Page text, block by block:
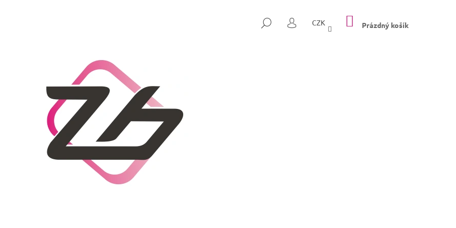
HLEDAT
PŘIHLÁŠENÍ
CZK NÁKUPNÍ
KOŠÍK
Prázdný košík
HLEDAT
DOPORUČUJEME